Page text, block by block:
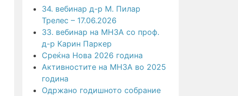
34. вебинар д-р М. Пилар
Трелес – 17.06.2026
33. вебинар на МНЗА со проф.
д-р Карин Паркер
Среќна Нова 2026 година
Активностите на МНЗА во 2025
година
Одржано годишното собрание